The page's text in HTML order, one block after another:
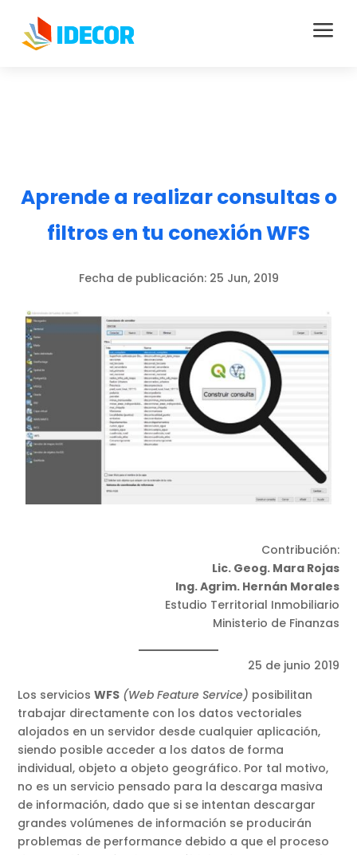
a
Aprende a realizar consultas o
filtros en tu conexión WFS
Fecha de publicación: 25 Jun, 2019
Contribución:
Lic. Geog. Mara Rojas
Ing. Agrim. Hernán Morales
Estudio Territorial Inmobiliario
Ministerio de Finanzas
25 de junio 2019
Los serviciosWFS (Web Feature Service) posibilitan
trabajar directamente con los datos vectoriales
alojados en un servidor desde cualquier aplicación,
siendo posible acceder a los datos de forma
individual, objeto a objeto geográfico. Por tal motivo,
no es un servicio pensado para la descarga masiva
de información, dado que si se intentan descargar
grandes volúmenes de información se producirán
problemas de performance debido a que el proceso